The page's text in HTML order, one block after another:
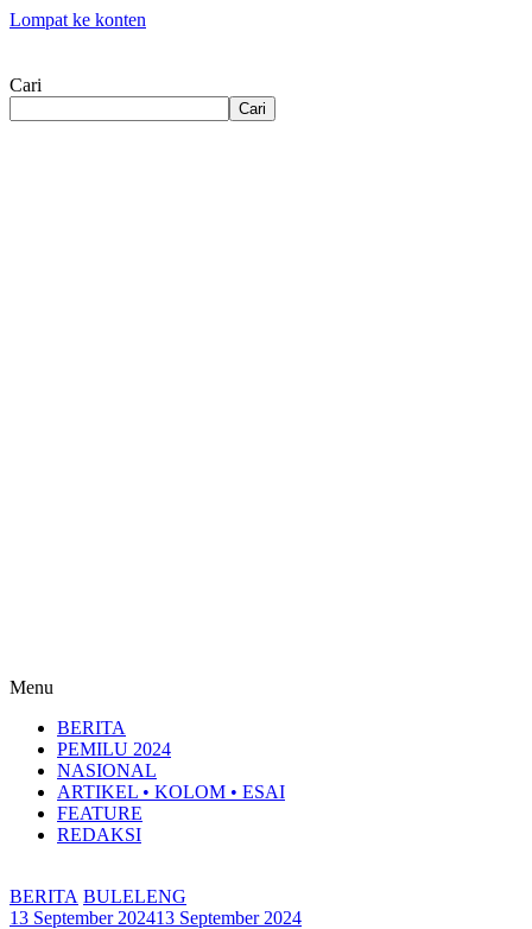
Lompat ke konten
Cari
Cari
Menu
BERITA
PEMILU 2024
NASIONAL
ARTIKEL • KOLOM • ESAI
FEATURE
REDAKSI
BERITA BULELENG
13 September 202413 September 2024